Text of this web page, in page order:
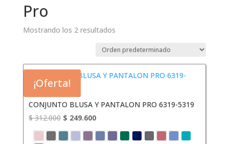
Pro
Mostrando los 2 resultados
¡Oferta!
CONJUNTO BLUSA Y PANTALON PRO 6319-5319
$312.000 El
precio
original
$ 249.600El
precio
actual